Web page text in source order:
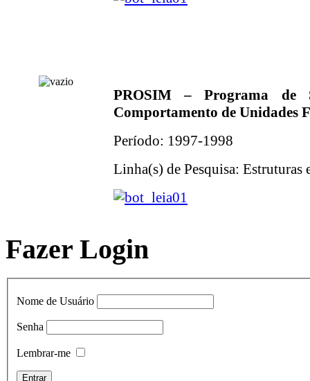
PROSIM – Programa de
Comportamento de Unidades
Período: 1997-1998
Linha(s) de Pesquisa: Estruturas
Fazer Login
Nome de Usuário
Senha
Lembrar-me